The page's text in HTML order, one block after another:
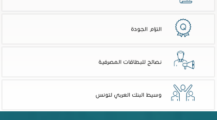
التزام الجودة
نصائح للبطاقات المصرفية
وسيط البنك العربي لتونس